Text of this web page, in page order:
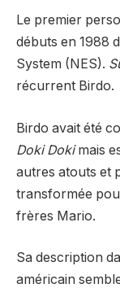
Le premier
débuts en 1988
System (NES).
récurrent Birdo.
Birdo avait été
Doki Dokimais
autres atouts et
transformée
frères Mario.
Sa description
américain